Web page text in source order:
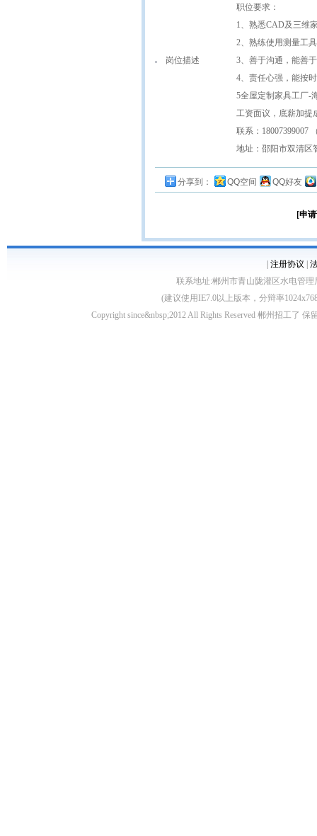
岗位描述
职位要求：
1、熟悉CAD及三维
2、熟练使用测量工
3、善于沟通，能善
4、责任心强，能按
5全屋定制家具工厂-
工资面议，底薪加提
联系：18007399007
地址：邵阳市双清区
分享到： QQ空间 QQ好友
[申
注册协议
联系地址:郴州市青山陇灌区水电管理
(建议使用IE7.0以上版本，分辩率
Copyright since&nbsp;2012 All Rights Reserved 郴州招工了